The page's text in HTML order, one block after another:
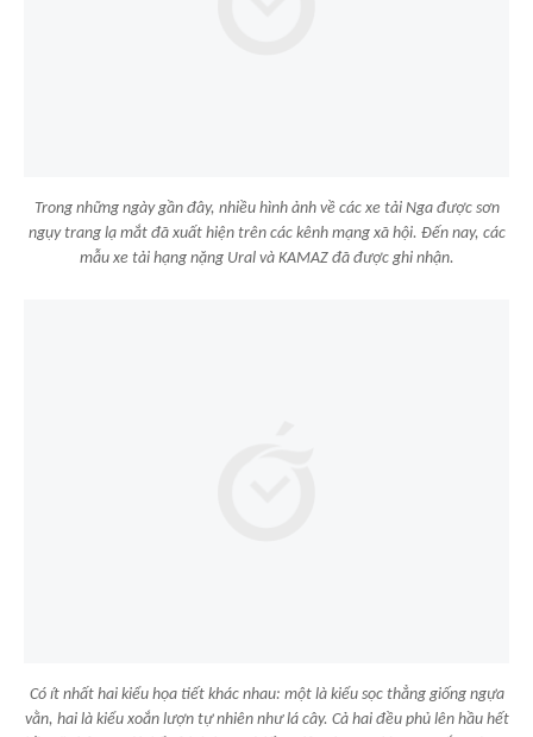
Trong những ngày gần đây, nhiều hình ảnh về các xe tải Nga được sơn
ngụy trang lạ mắt đã xuất hiện trên các kênh mạng xã hội. Đến nay, các
mẫu xe tải hạng nặng Ural và KAMAZ đã được ghi nhận.
Có ít nhất hai kiểu họa tiết khác nhau: một là kiểu sọc thẳng giống ngựa
vằn, hai là kiểu xoắn lượn tự nhiên như lá cây. Cả hai đều phủ lên hầu hết